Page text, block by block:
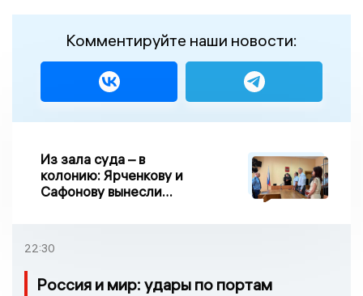
Комментируйте наши новости:
Из зала суда – в
колонию: Ярченкову и
Сафонову вынесли
22:30
Россия и мир: удары по портам